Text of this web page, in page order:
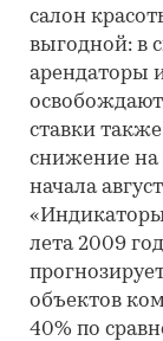
салон
выгодной: в
арендаторы
ставки
снижение на
начала
лета 2009
объектов
40% по